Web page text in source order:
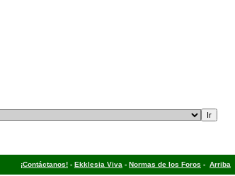
¡Contáctanos! - Ekklesia Viva - Normas de los Foros - Arriba